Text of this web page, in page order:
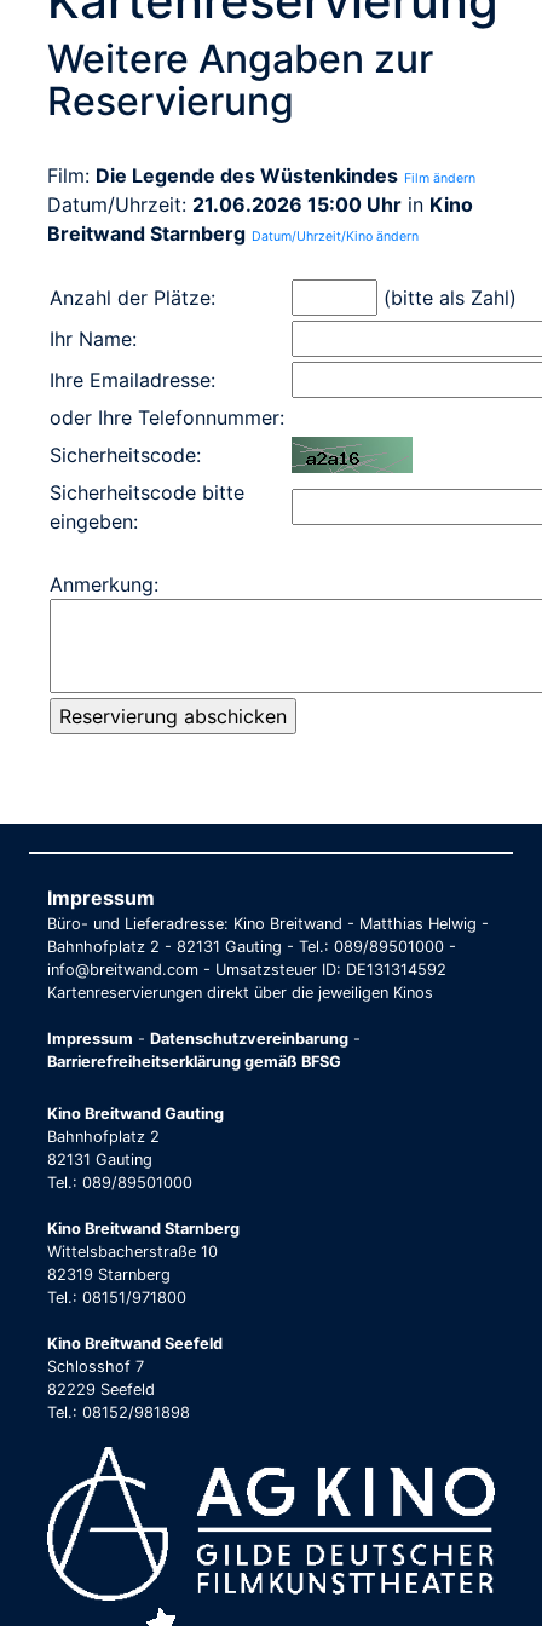
Weitere Angaben zur
Reservierung
Film: Die Legende des Wüstenkindes Film ändern
Datum/Uhrzeit: 21.06.2026 15:00 Uhr in Kino
Breitwand Starnberg Datum/Uhrzeit/Kino ändern
Anzahl der Plätze:
(bitte als Zahl)
Ihr Name:
Ihre Emailadresse:
oder Ihre Telefonnummer:
Sicherheitscode:
Sicherheitscode bitte
eingeben:
Anmerkung:
Impressum
Büro- und Lieferadresse: Kino Breitwand - Matthias Helwig -
Bahnhofplatz 2 - 82131 Gauting - Tel.: 089/89501000 -
info@breitwand.com - Umsatzsteuer ID: DE131314592
Kartenreservierungen direkt über die jeweiligen Kinos
Impressum - Datenschutzvereinbarung -
Barrierefreiheitserklärung gemäß BFSG
Kino Breitwand Gauting
Bahnhofplatz 2
82131 Gauting
Tel.: 089/89501000
Kino Breitwand Starnberg
Wittelsbacherstraße 10
82319 Starnberg
Tel.: 08151/971800
Kino Breitwand Seefeld
Schlosshof 7
82229 Seefeld
Tel.: 08152/981898